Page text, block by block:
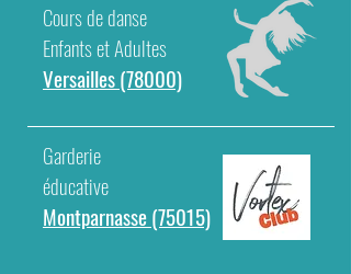
Cours de danse
Enfants et Adultes
Versailles (78000)
Garderie
éducative
Montparnasse (75015)